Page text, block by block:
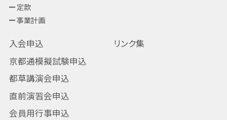
定款
事業計画
入会申込
京都通模擬試験申込
都草講演会申込
直前演習会申込
会員用行事申込
リンク集